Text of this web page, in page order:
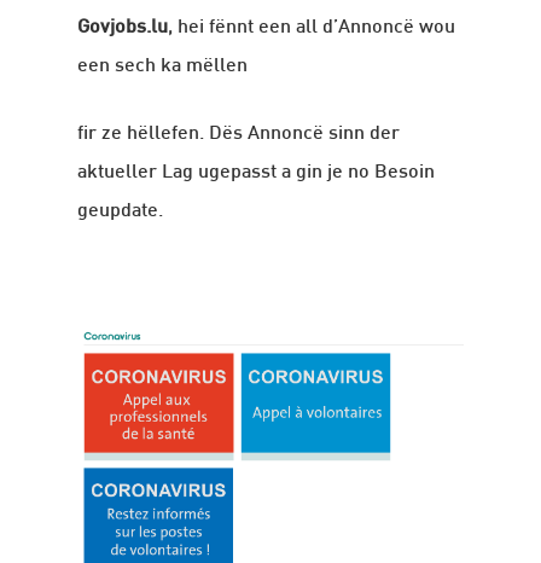
Govjobs.lu, hei fënnt een all d’Annoncë wou
een sech ka mëllen
fir ze hëllefen. Dës Annoncë sinn der
aktueller Lag ugepasst a gin je no Besoin
geupdate.